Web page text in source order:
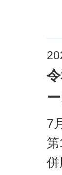
7
併